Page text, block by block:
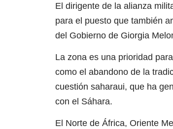
El dirigente de la alianza
para el puesto que también
del Gobierno de Giorgia
La zona es una prioridad
como el abandono de la
cuestión saharaui, que ha
con el Sáhara.
El Norte de África, Oriente